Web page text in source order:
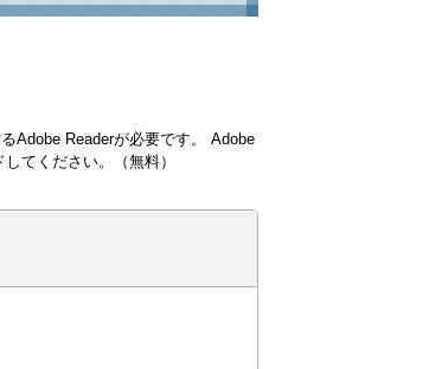
Adobe Readerが必要です。
Adobe
てください。（無料）